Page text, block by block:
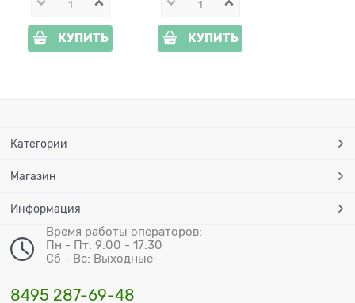
КУПИТЬ КУПИТЬ
Категории
Магазин
Информация
Время работы операторов:
Пн - Пт: 9:00 - 17:30
Сб - Вс: Выходные
8495 287-69-48